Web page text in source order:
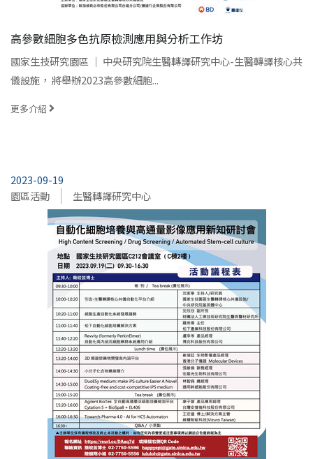
高參數細胞多色抗原檢測應用與分析工作坊
國家生技研究園區 │ 中央研究院生醫轉譯研究中心-生醫轉譯核心共
儀設施， 將舉辦2023高參數細胞...
更多介紹
2023-09-19
園區活動
生醫轉譯研究中心